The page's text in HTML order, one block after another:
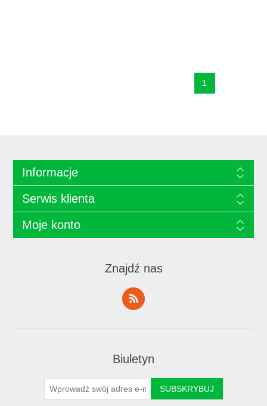
1
Informacje
Serwis klienta
Moje konto
Znajdź nas
Biuletyn